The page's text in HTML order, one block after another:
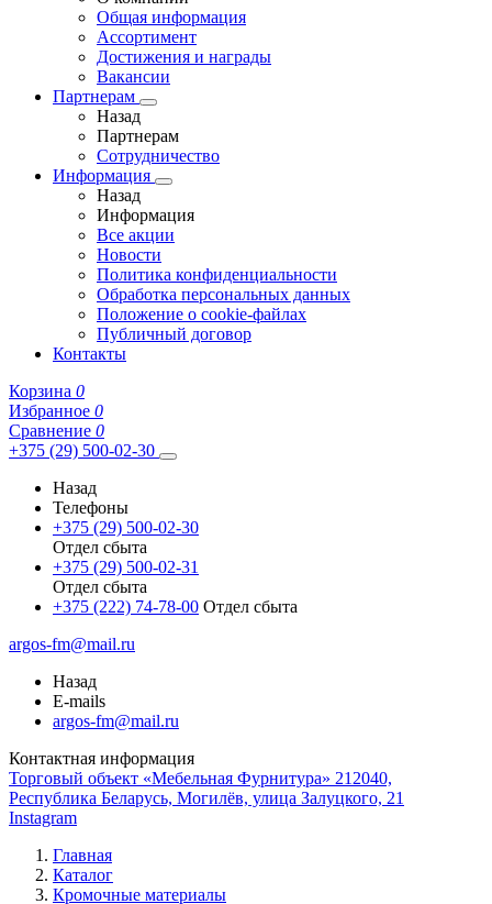
Общая информация
Ассортимент
Достижения и награды
Вакансии
Партнерам
Назад
Партнерам
Сотрудничество
Информация
Назад
Информация
Все акции
Новости
Политика конфиденциальности
Обработка персональных данных
Положение о cookie-файлах
Публичный договор
Контакты
Корзина 0
Избранное 0
Сравнение 0
+375 (29) 500-02-30
Назад
Телефоны
+375 (29) 500-02-30
Отдел сбыта
+375 (29) 500-02-31
Отдел сбыта
+375 (222) 74-78-00 Отдел сбыта
argos-fm@mail.ru
Назад
E-mails
argos-fm@mail.ru
Контактная информация
Торговый объект «Мебельная Фурнитура» 212040,
Республика Беларусь, Могилёв, улица Залуцкого, 21
Instagram
Главная
Каталог
Кромочные материалы